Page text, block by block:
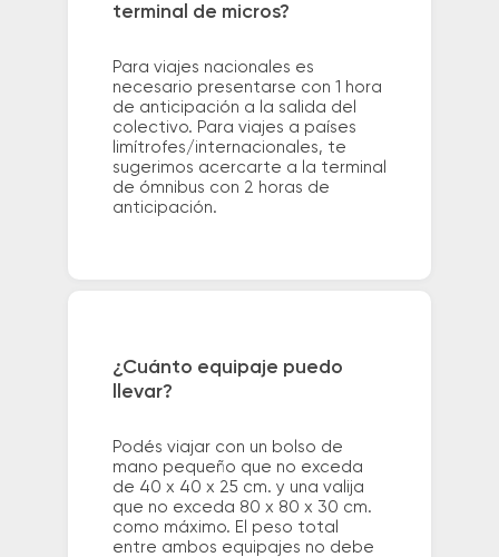
terminal de micros?
Para viajes nacionales es
necesario presentarse con 1 hora
de anticipación a la salida del
colectivo. Para viajes a países
limítrofes/internacionales, te
sugerimos acercarte a la terminal
de ómnibus con 2 horas de
anticipación.
¿Cuánto equipaje puedo
llevar?
Podés viajar con un bolso de
mano pequeño que no exceda
de 40 x 40 x 25 cm. y una valija
que no exceda 80 x 80 x 30 cm.
como máximo. El peso total
entre ambos equipajes no debe